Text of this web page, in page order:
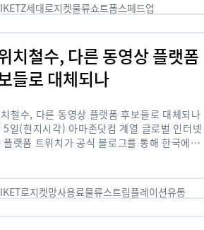
Z세대로지켓물류쇼트폼스페드업
치철수, 다른 동영상 플랫폼
들로 대체되나
철수, 다른 동영상 플랫폼 후보들로 대체되나
5일(현지시각) 아마존닷컴 계열 글로벌 인터넷
플랫폼 트위치가 공식 블로그를 통해 한국에서
로지켓망사용료물류스트림플레이션유통